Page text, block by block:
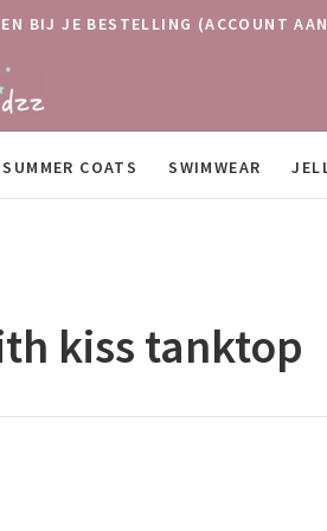
BIJ JE BESTELLING (ACCOUNT
SUMMER COATS SWIMWEAR
kiss tanktop